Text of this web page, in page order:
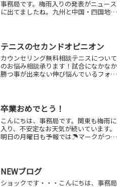
事務局です。梅雨入りの発表がニュース
に出てましたね。九州と中国・四国地方
が乾きにくいし・・・こ...
テニスのセカンドオピニオン
カウンセリング無料相談テニスについて
のお悩み相談承ります！試合になかなか
勝つ事が出来ない伸び悩んでいるフォー
こちら ⇒ カウンセリング無...
卒業おめでとう！
こんにちは、事務局です。関東も梅雨に
入り、不安定なお天気が続いています。
明日の月曜日も予報では☂マークがつい
人とも同じ学年で、現在...
NEWブログ
ショックです・・・こんにちは、事務局